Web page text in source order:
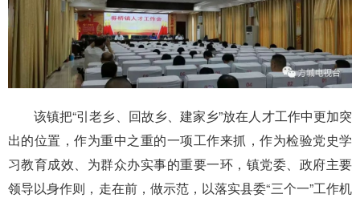
该镇把“引老乡、回故乡、建家乡”放在人才工作中更加突
出的位置，作为重中之重的一项工作来抓，作为检验党史学
习教育成效、为群众办实事的重要一环，镇党委、政府主要
领导以身作则，走在前，做示范，以落实县委“三个一”工作机